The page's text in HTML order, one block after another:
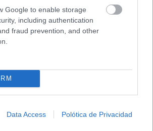
Google to enable storage
including authentication
fraud prevention, and other
Data Access Polótica de Privacidad
la noche sientes más frío sin